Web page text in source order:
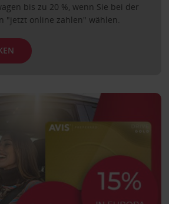
bis zu 20 %, wenn Sie bei der
"jetzt online zahlen" wählen.